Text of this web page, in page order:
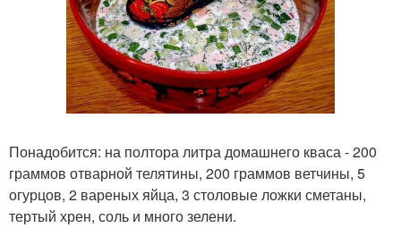
Понадобится: на полтора литра домашнего кваса - 200
граммов отварной телятины, 200 граммов ветчины, 5
огурцов, 2 вареных яйца, 3 столовые ложки сметаны,
тертый хрен, соль и много зелени.